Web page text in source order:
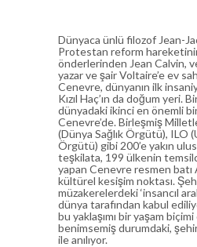
Dünyaca ünlü filozof Jean-
Protestan reform
önderlerinden Jean Calvin,
yazar ve şair Voltaire’e ev
Cenevre, dünyanın ilk
Kızıl Haç’ın da doğum yeri.
dünyadaki ikinci en önemli
Cenevre’de. Birleşmiş
(Dünya Sağlık Örgütü), ILO
Örgütü) gibi 200’e yakın
teşkilata, 199 ülkenin
yapan Cenevre resmen batı
kültürel kesişim noktası.
müzakerelerdeki ‘insancıl
dünya tarafından kabul
bu yaklaşımı bir yaşam
benimsemiş durumdaki, şehir
ile anılıyor.